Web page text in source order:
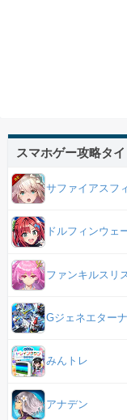
スマホゲー攻略タ
サファイアスフ
ドルフィンウェ
ファンキルスリ
Gジェネエター
みんトレ
アナデン